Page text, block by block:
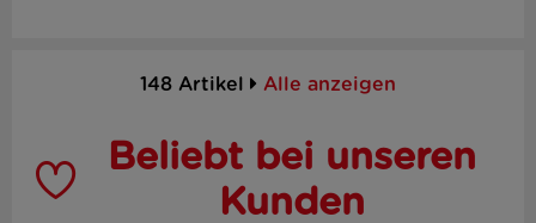
148 Artikel Alle anzeigen
Beliebt bei unseren
Kunden